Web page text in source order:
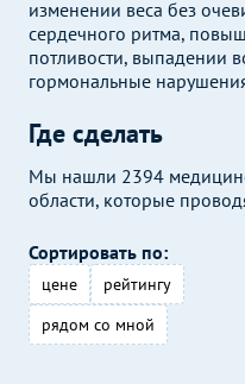
Где сделать
Мы нашли 2394
области, которые
Сортировать по:
цене
рейтингу
рядом со мной
изменении веса без
сердечного ритма,
потливости, выпадении
гормональные